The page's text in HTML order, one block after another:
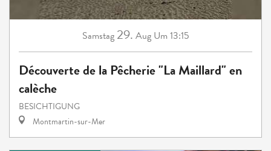
Samstag 29. Aug Um 13:15
Découverte de la Pêcherie "La Maillard" en
calèche
BESICHTIGUNG
Montmartin-sur-Mer